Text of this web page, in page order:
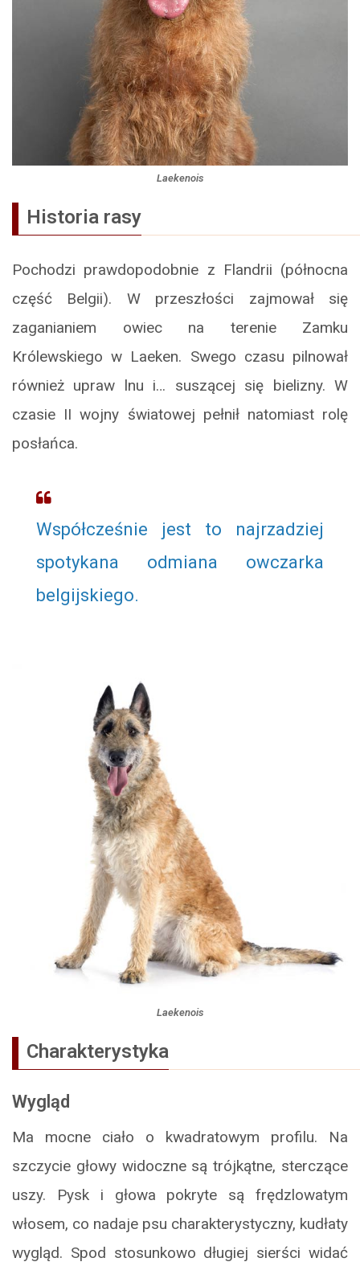
Laekenois
Historia rasy
Pochodzi prawdopodobnie z Flandrii (północna
część Belgii). W przeszłości zajmował się
zaganianiem owiec na terenie Zamku
Królewskiego w Laeken. Swego czasu pilnował
również upraw lnu i… suszącej się bielizny. W
czasie II wojny światowej pełnił natomiast rolę
posłańca.
Współcześnie jest to najrzadziej
spotykana odmiana owczarka
belgijskiego.
Laekenois
Charakterystyka
Wygląd
Ma mocne ciało o kwadratowym profilu. Na
szczycie głowy widoczne są trójkątne, sterczące
uszy. Pysk i głowa pokryte są frędzlowatym
włosem, co nadaje psu charakterystyczny, kudłaty
wygląd. Spod stosunkowo długiej sierści widać